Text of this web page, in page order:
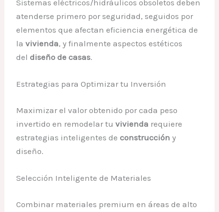
Sistemas eléctricos/hidráulicos obsoletos deben
atenderse primero por seguridad, seguidos por
elementos que afectan eficiencia energética de
lavivienda, y finalmente aspectos estéticos
deldiseño de casas.
Estrategias para Optimizar tu Inversión
Maximizar el valor obtenido por cada peso
invertido en remodelar tuvivienda requiere
estrategias inteligentes deconstrucción y
diseño.
Selección Inteligente de Materiales
Combinar materiales premium en áreas de alto